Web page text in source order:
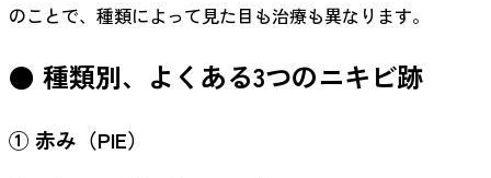
のことで、種類によって見た目も治療も異なります。
● 種類別、よくある3つのニキビ跡
① 赤み（PIE）